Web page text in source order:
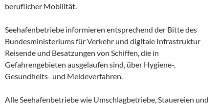
beruflicher Mobilität.
Seehafenbetriebe informieren entsprechend der Bitte des
Bundesministeriums für Verkehr und digitale Infrastruktur
Reisende und Besatzungen von Schiffen, die in
Gefahrengebieten ausgelaufen sind, über Hygiene-,
Gesundheits- und Meldeverfahren.
Alle Seehafenbetriebe wie Umschlagbetriebe, Stauereien und